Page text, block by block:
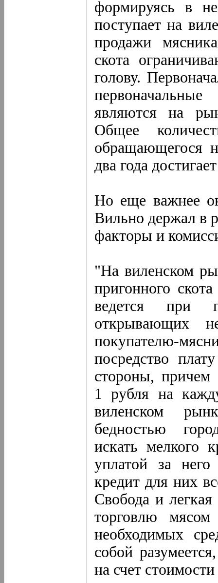
формируясь в
поступает на
продажи
скота
голову.
являются на
Общее
обращающегося
два года
Но еще важнее
Вильно держал в
факторы и
"На виленском
пригонного
ведется при
открывающих
покупателю-
посредство
стороны, причем
1 рубля на
виленском
бедностью
искать мелкого
уплатой за него
кредит для них
Свобода и легкая
торговлю
необходимых
собой
на счет